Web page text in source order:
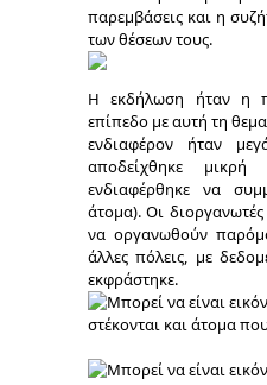
παρεμβάσεις και η
των θέσεων τους.
Η εκδήλωση ήταν η
επίπεδο με αυτή τη
ενδιαφέρον ήταν
αποδείχθηκε
ενδιαφέρθηκε να
άτομα). Οι
να οργανωθούν
άλλες πόλεις, με
εκφράστηκε.